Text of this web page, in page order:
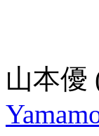
山本優